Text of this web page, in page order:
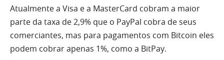
Atualmente a Visa e a MasterCard cobram a maior
parte da taxa de 2,9% que o PayPal cobra de seus
comerciantes, mas para pagamentos com Bitcoin eles
podem cobrar apenas 1%, como a BitPay.